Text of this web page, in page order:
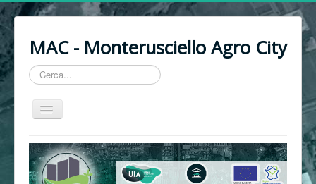
MAC - Monterusciello Agro City
Cerca...
Cambia
navigazione
Progetto
Priorità